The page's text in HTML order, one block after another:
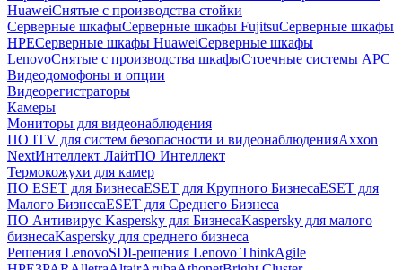
HuaweiСнятые с производства стойки
Серверные шкафыСерверные шкафы FujitsuСерверные шкафы
HPEСерверные шкафы HuaweiСерверные шкафы
LenovoСнятые с производства шкафыСтоечные системы APC
Видеодомофоны и опции
Видеорегистраторы
Камеры
Мониторы для видеонаблюдения
ПО ITV для систем безопасности и видеонаблюденияAxxon
NextИнтеллект ЛайтПО Интеллект
Термокожухи для камер
ПО ESET для БизнесаESET для Крупного БизнесаESET для
Малого БизнесаESET для Среднего Бизнеса
ПО Антивирус Kaspersky для БизнесаKaspersky для малого
бизнесаKaspersky для среднего бизнеса
Решения LenovoSDI-решения Lenovo ThinkAgile